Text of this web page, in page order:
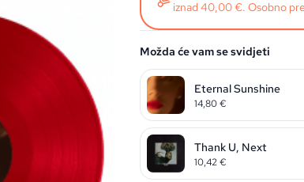
iznad 40,00 €. Osobno
Možda će vam se svidjeti
Eternal Sunshine
14,80€
Thank U, Next
10,42€